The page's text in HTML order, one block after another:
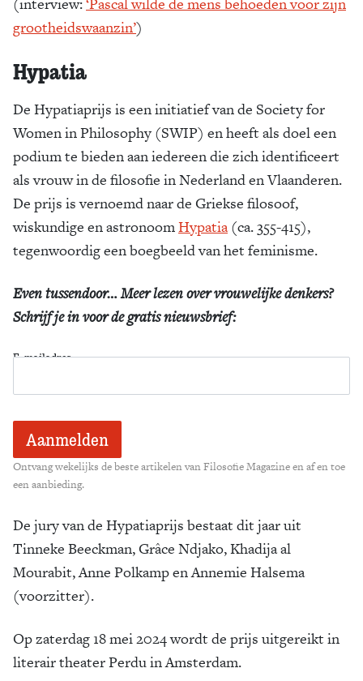
grootheidswaanzin’)
Hypatia
De Hypatiaprijs is een initiatief van de Society for
Women in Philosophy (SWIP) en heeft als doel een
podium te bieden aan iedereen die zich identificeert
als vrouw in de filosofie in Nederland en Vlaanderen.
De prijs is vernoemd naar de Griekse filosoof,
wiskundige en astronoomHypatia(ca. 355-415),
tegenwoordig een boegbeeld van het feminisme.
Even tussendoor… Meer lezen over vrouwelijke denkers?
Schrijf je in voor de gratis nieuwsbrief:
E-mailadres
Ontvang wekelijks de beste artikelen van Filosofie Magazine en af en toe
een aanbieding.
De jury van de Hypatiaprijs bestaat dit jaar uit
Tinneke Beeckman, Grâce Ndjako, Khadija al
Mourabit, Anne Polkamp en Annemie Halsema
(voorzitter).
Op zaterdag 18 mei 2024 wordt de prijs uitgereikt in
literair theater Perdu in Amsterdam.